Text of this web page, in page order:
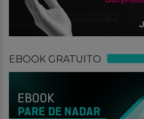
EBOOK GRATUITO